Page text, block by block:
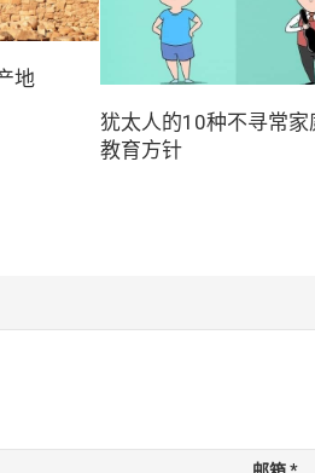
地
犹太人的10种不寻常家
教育方针